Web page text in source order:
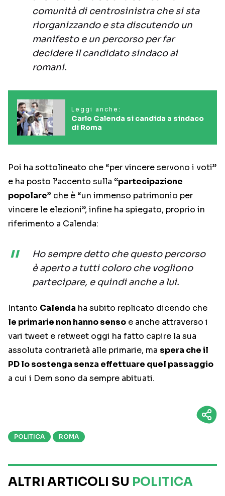
comunità di centrosinistra che si sta
riorganizzando e sta discutendo un
manifesto e un percorso per far
decidere il candidato sindaco ai
romani.
Leggi anche:
Carlo Calenda si candida a sindaco
di Roma
Poi ha sottolineato che “per vincere servono i voti”
e ha posto l’accento sulla “partecipazione
popolare” che è “un immenso patrimonio per
vincere le elezioni”, infine ha spiegato, proprio in
riferimento a Calenda:
Ho sempre detto che questo percorso
è aperto a tutti coloro che vogliono
partecipare, e quindi anche a lui.
Intanto Calenda ha subito replicato dicendo che
le primarie non hanno senso e anche attraverso i
vari tweet e retweet oggi ha fatto capire la sua
assoluta contrarietà alle primarie, ma spera che il
PD lo sostenga senza effettuare quel passaggio
a cui i Dem sono da sempre abituati.
POLITICA ROMA
ALTRI ARTICOLI SU POLITICA